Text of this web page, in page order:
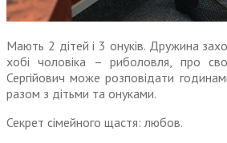
Мають 2 дітей і 3 онуків. Дружина
хобі чоловіка – риболовля, про
Сергійович може розповідати
разом з дітьми та онуками.
Секрет сімейного щастя: любов.